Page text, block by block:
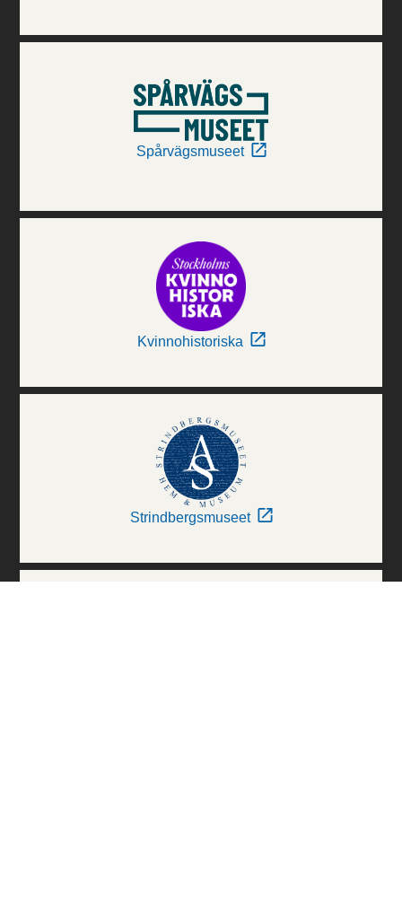
Spårvägsmuseet
Kvinnohistoriska
Strindbergsmuseet